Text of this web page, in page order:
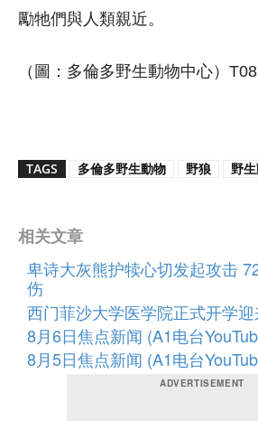
勵牠們與人類親近。
（圖：多倫多野生動物中心）T08
TAGS 多倫多野生動物 野狼 野
相关文章
卑诗大灰熊护犊心切发起攻击
伤
西门菲沙大学医学院正式开学
8月6日焦点新闻 (A1电台
8月5日焦点新闻 (A1电台